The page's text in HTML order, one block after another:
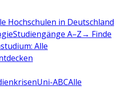
Hochschulen in Deutschland
Studiengänge A–Z→ Finde
Alle
Uni-ABCAlle